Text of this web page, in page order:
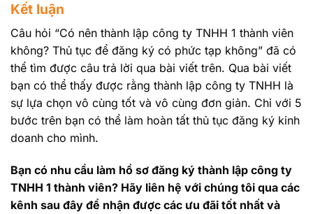
Kết luận
Câu hỏi “Có nên thành lập công ty TNHH 1 thành viên
không? Thủ tục để đăng ký có phức tạp không” đã có
thể tìm được câu trả lời qua bài viết trên. Qua bài viết
bạn có thể thấy được rằng thành lập công ty TNHH là
sự lựa chọn vô cùng tốt và vô cùng đơn giản. Chỉ với 5
bước trên bạn có thể làm hoàn tất thủ tục đăng ký kinh
doanh cho mình.
Bạn có nhu cầu làm hồ sơ đăng ký thành lập công ty
TNHH 1 thành viên? Hãy liên hệ với chúng tôi qua các
kênh sau đây để nhận được các ưu đãi tốt nhất và